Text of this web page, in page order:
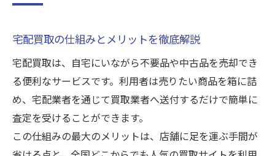
宅配買取の仕組みとメリットを徹底解説
宅配買取は、自宅にいながら不要品や中古品を売却でき
る便利なサービスです。利用者は売りたい商品を箱に詰
め、宅配業者を通じて買取業者へ送付するだけで簡単に
査定を受けることができます。
この仕組みの最大のメリットは、店舗に足を運ぶ手間が